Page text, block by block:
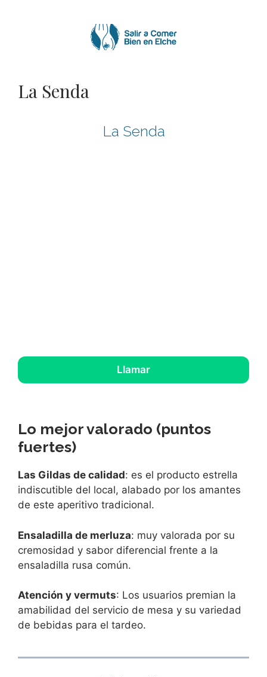
La Senda
La Senda
Llamar
Lo mejor valorado (puntos
fuertes)
Las Gildas de calidad: es el producto estrella
indiscutible del local, alabado por los amantes
de este aperitivo tradicional.
Ensaladilla de merluza: muy valorada por su
cremosidad y sabor diferencial frente a la
ensaladilla rusa común.
Atención y vermuts: Los usuarios premian la
amabilidad del servicio de mesa y su variedad
de bebidas para el tardeo.